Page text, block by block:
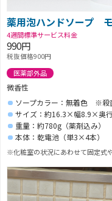
薬用泡ハンドソープ
4週間標準サービス料金
990円
税抜価格900円
医薬部外品
微香性
ソープカラー：無着色 ※殺
サイズ：約16.3×幅8.9×奥
重量：約780g（薬剤込み）
本体：乾電池（単3×4本）
※化粧室の状況にあわせて固定式